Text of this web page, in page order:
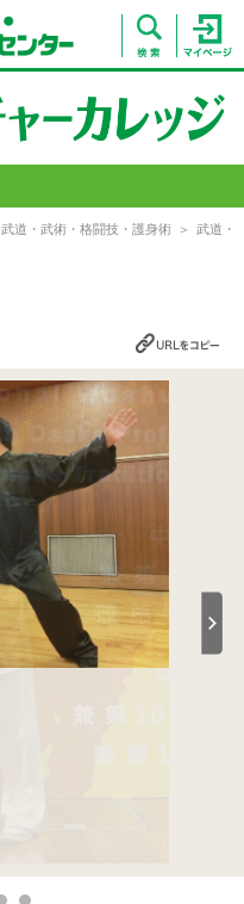
武道・武術・格闘技・護身術
武道・